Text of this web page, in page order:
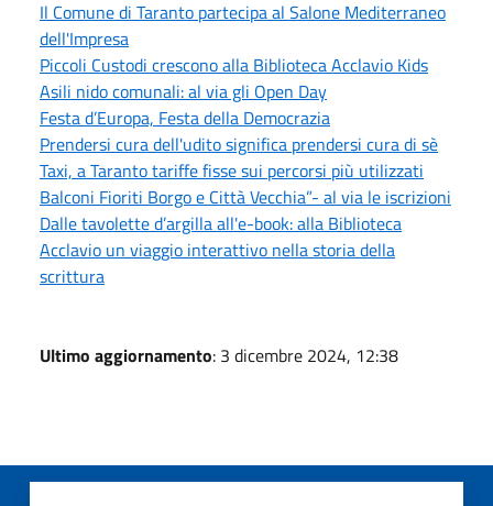
Il Comune di Taranto partecipa al Salone Mediterraneo
dell'Impresa
Piccoli Custodi crescono alla Biblioteca Acclavio Kids
Asili nido comunali: al via gli Open Day
Festa d’Europa, Festa della Democrazia
Prendersi cura dell'udito significa prendersi cura di sè
Taxi, a Taranto tariffe fisse sui percorsi più utilizzati
Balconi Fioriti Borgo e Città Vecchia”- al via le iscrizioni
Dalle tavolette d’argilla all'e-book: alla Biblioteca
Acclavio un viaggio interattivo nella storia della
scrittura
Ultimo aggiornamento: 3 dicembre 2024, 12:38